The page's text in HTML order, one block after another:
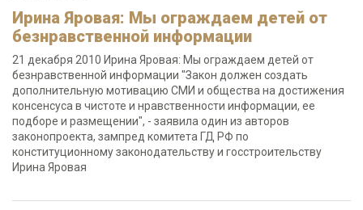
Ирина Яровая: Мы ограждаем детей от
безнравственной информации
21 декабря 2010 Ирина Яровая: Мы ограждаем детей от
безнравственной информации "Закон должен создать
дополнительную мотивацию СМИ и общества на достижения
консенсуса в чистоте и нравственности информации, ее
подборе и размещении", - заявила один из авторов
законопроекта, зампред комитета ГД РФ по
конституционному законодательству и госстроительству
Ирина Яровая